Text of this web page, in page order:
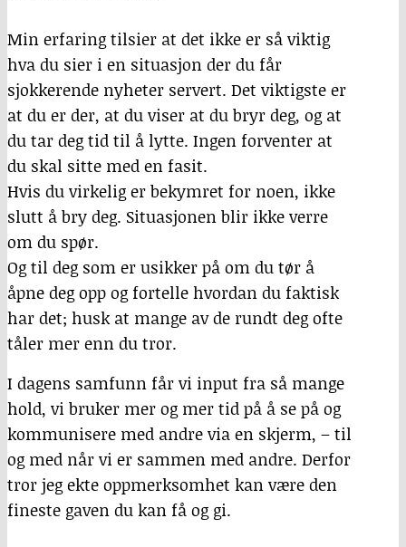
Min erfaring tilsier at det ikke er så viktig
hva du sier i en situasjon der du får
sjokkerende nyheter servert. Det viktigste er
at du er der, at du viser at du bryr deg, og at
du tar deg tid til å lytte. Ingen forventer at
du skal sitte med en fasit.
Hvis du virkelig er bekymret for noen, ikke
slutt å bry deg. Situasjonen blir ikke verre
om du spør.
Og til deg som er usikker på om du tør å
åpne deg opp og fortelle hvordan du faktisk
har det; husk at mange av de rundt deg ofte
tåler mer enn du tror.
I dagens samfunn får vi input fra så mange
hold, vi bruker mer og mer tid på å se på og
kommunisere med andre via en skjerm, – til
og med når vi er sammen med andre. Derfor
tror jeg ekte oppmerksomhet kan være den
fineste gaven du kan få og gi.